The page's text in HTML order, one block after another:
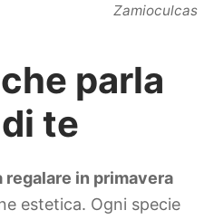
Zamioculcas
parla
te
regalare in primavera
estetica. Ogni specie